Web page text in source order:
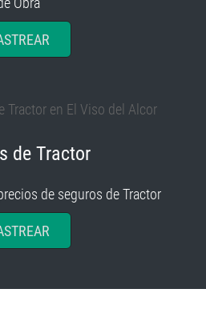
de Tractor
de seguros de Tractor